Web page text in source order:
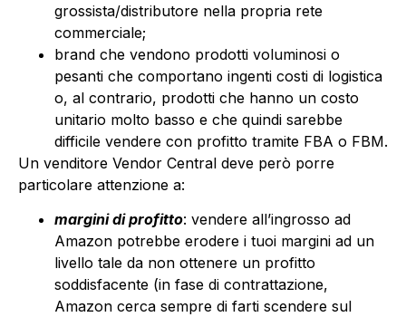
grossista/distributore nella propria rete
commerciale;
brand che vendono prodotti voluminosi o
pesanti che comportano ingenti costi di logistica
o, al contrario, prodotti che hanno un costo
unitario molto basso e che quindi sarebbe
difficile vendere con profitto tramite FBA o FBM.
Un venditore Vendor Central deve però porre
particolare attenzione a:
margini di profitto: vendere all’ingrosso ad
Amazon potrebbe erodere i tuoi margini ad un
livello tale da non ottenere un profitto
soddisfacente (in fase di contrattazione,
Amazon cerca sempre di farti scendere sul